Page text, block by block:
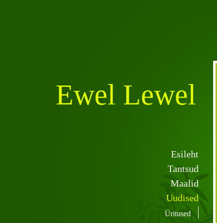
Ewel Lewel
Esileht
Tantsud
Maalid
Uudised
Üritused